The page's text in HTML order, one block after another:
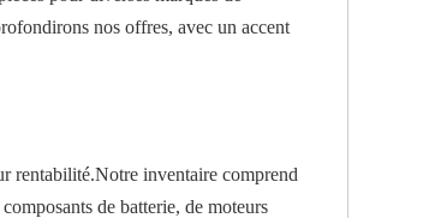
nos offres, avec un accent
rentabilité.Notre inventaire comprend
de batterie, de moteurs